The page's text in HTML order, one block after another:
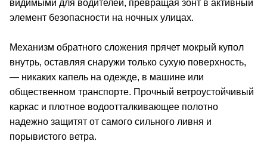
видимыми для водителей, превращая зонт в активный
элемент безопасности на ночных улицах.
Механизм обратного сложения прячет мокрый купол
внутрь, оставляя снаружи только сухую поверхность,
— никаких капель на одежде, в машине или
общественном транспорте. Прочный ветроустойчивый
каркас и плотное водоотталкивающее полотно
надежно защитят от самого сильного ливня и
порывистого ветра.